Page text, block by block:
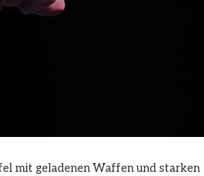
mit geladenen Waffen und starken